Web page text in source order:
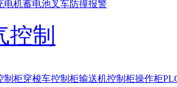
电机蓄电池叉车防撞报警
控制
制柜穿梭车控制柜输送机控制柜操作柜